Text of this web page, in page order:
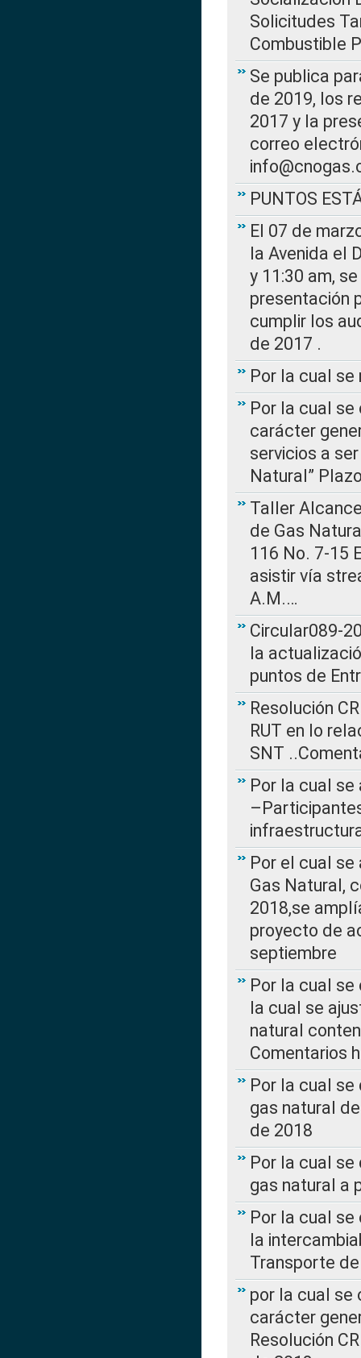
Solicitudes
Combustible
Se publica
de 2019, los
2017 y la
correo
PUNTOS
El 07 de
la Avenida el
y 11:30 am,
presentación
cumplir los
de 2017 .
Por la cual se
Por la cual
carácter
servicios a
Natural”
Taller
de Gas
116 No. 7-15
asistir vía
A.M.…
Circular089-
la
puntos de
Resolución
RUT en lo
SNT
Por la cual se
Por el cual
Gas Natural,
2018,se
proyecto de
septiembre
Por la cual se
la cual se
natural
Comentarios
Por la cual
gas natural
de 2018
Por la cual
gas natural a
Por la cual
la
Transporte
por la cual se
carácter
Resolución